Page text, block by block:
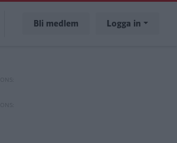
Bli medlem Logga in